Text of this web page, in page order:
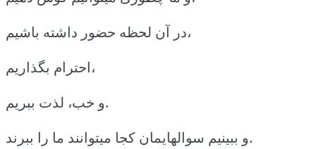
در آن لحظه حضور داشته باشیم،
احترام بگذاریم،
و خب، لذت ببریم.
و ببینیم سوالهایمان کجا میتوانند ما را ببرند.